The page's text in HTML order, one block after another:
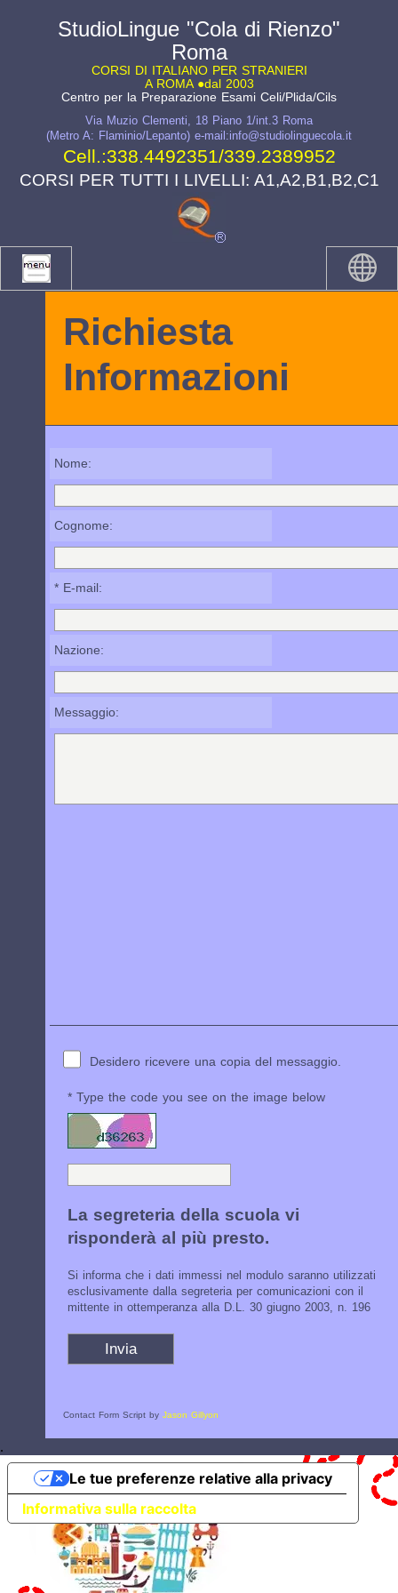
StudioLingue "Cola di Rienzo"
Roma
CORSI DI ITALIANO PER STRANIERI
A ROMA ●dal 2003
Centro per la Preparazione Esami Celi/Plida/Cils
Via Muzio Clementi, 18 Piano 1/int.3 Roma
(Metro A: Flaminio/Lepanto) e-mail:info@studiolinguecola.it
Cell.:338.4492351/339.2389952
CORSI PER TUTTI I LIVELLI: A1,A2,B1,B2,C1
Richiesta
Informazioni
Nome:
Cognome:
* E-mail:
Nazione:
Messaggio:
Desidero ricevere una copia del messaggio.
* Type the code you see on the image below
La segreteria della scuola vi
risponderà al più presto.
Si informa che i dati immessi nel modulo saranno utilizzati
esclusivamente dalla segreteria per comunicazioni con il
mittente in ottemperanza alla D.L. 30 giugno 2003, n. 196
Contact Form Script by Jason Gillyon
.
Informativa sulla raccolta
Le tue preferenze relative alla privacy